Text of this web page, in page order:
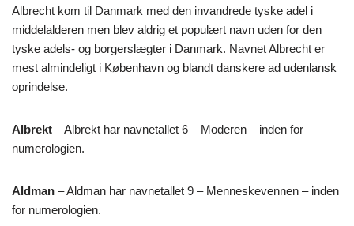
Albrecht kom til Danmark med den invandrede tyske adel i
middelalderen men blev aldrig et populært navn uden for den
tyske adels- og borgerslægter i Danmark. Navnet Albrecht er
mest almindeligt i København og blandt danskere ad udenlansk
oprindelse.
Albrekt – Albrekt har navnetallet 6 – Moderen – inden for
numerologien.
Aldman – Aldman har navnetallet 9 – Menneskevennen – inden
for numerologien.